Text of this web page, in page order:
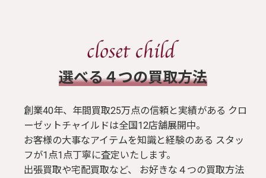
​選べる４つの買取方法
創業40年、年間買取25万点の信頼と実績がある クロ
ーゼットチャイルドは全国12店舗展開中。
お客様の大事なアイテムを知識と経験のある スタッ
フが1点1点丁寧に査定いたします。
出張買取や宅配買取など、 お好きな４つの買取方法